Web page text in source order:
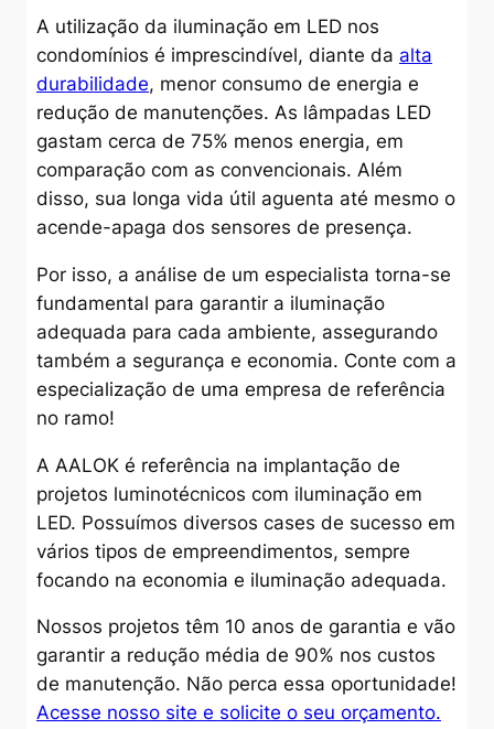
A utilização da iluminação em LED nos
condomínios é imprescindível, diante da alta
durabilidade, menor consumo de energia e
redução de manutenções. As lâmpadas LED
gastam cerca de 75% menos energia, em
comparação com as convencionais. Além
disso, sua longa vida útil aguenta até mesmo o
acende-apaga dos sensores de presença.
Por isso, a análise de um especialista torna-se
fundamental para garantir a iluminação
adequada para cada ambiente, assegurando
também a segurança e economia. Conte com a
especialização de uma empresa de referência
no ramo!
A AALOK é referência na implantação de
projetos luminotécnicos com iluminação em
LED. Possuímos diversos cases de sucesso em
vários tipos de empreendimentos, sempre
focando na economia e iluminação adequada.
Nossos projetos têm 10 anos de garantia e vão
garantir a redução média de 90% nos custos
de manutenção. Não perca essa oportunidade!
Acesse nosso site e solicite o seu orçamento.